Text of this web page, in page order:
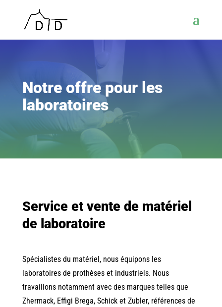
Notre offre pour les
laboratoires
Service et vente de matériel
de laboratoire
Spécialistes du matériel, nous équipons les
laboratoires de prothèses et industriels. Nous
travaillons notamment avec des marques telles que
Zhermack, Effigi Brega, Schick et Zubler, références de